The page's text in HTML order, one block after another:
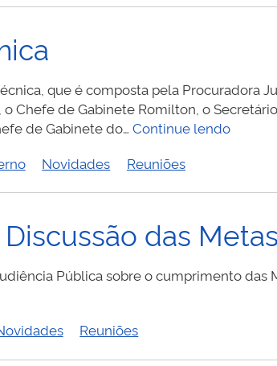
que é composta pela Procuradora
Chefe de Gabinete Romilton, o
de Gabinete do… Continue lendoReunião
Novidades Reuniões
das
Pública sobre o cumprimento das
Reuniões